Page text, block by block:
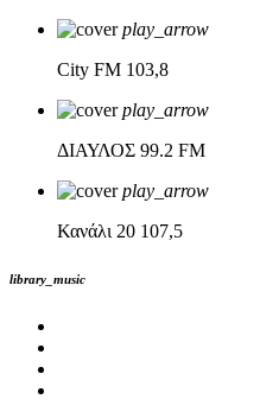
play_arrow
City FM 103,8
play_arrow
ΔΙΑΥΛΟΣ 99.2 FM
play_arrow
Κανάλι 20 107,5
library_music